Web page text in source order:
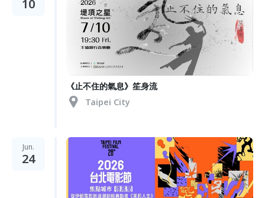
10
《止不住的氣息》笙身流
Taipei City
Jun.
24